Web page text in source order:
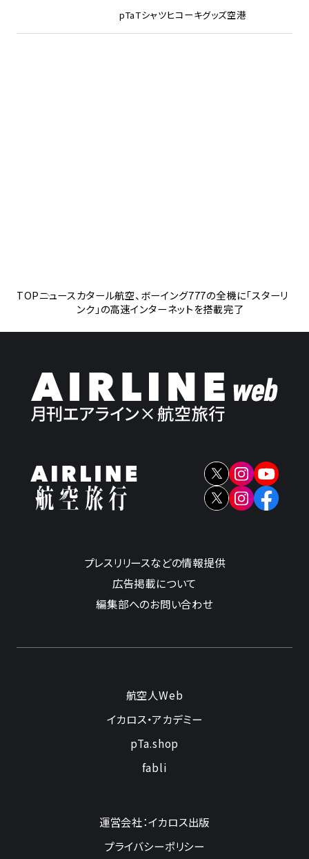
pTaTシャツヒコーキグッズ空港
TOPニュースカタール航空、ボーイング777の全機に「スターリ
ンク」の高速インターネットを搭載完了
プレスリリースなどの情報提供
広告掲載について
編集部へのお問い合わせ
航空人Web
イカロス・アカデミー
pTa.shop
fabli
運営会社：イカロス出版
プライバシーポリシー